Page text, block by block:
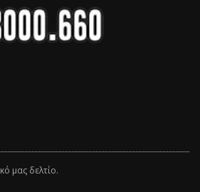
μας δελτίο.